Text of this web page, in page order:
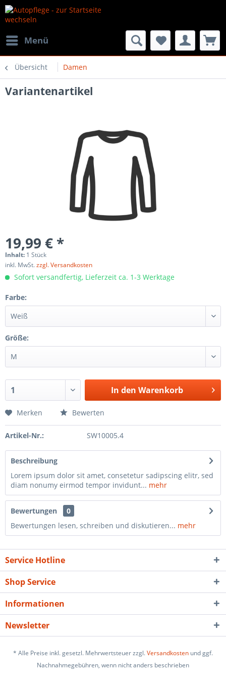
Menü
Übersicht Damen
Variantenartikel
19,99 € *
Inhalt: 1 Stück
inkl. MwSt.zzgl. Versandkosten
Sofort versandfertig, Lieferzeit ca. 1-3 Werktage
Farbe:
Größe:
In den Warenkorb
Merken Bewerten
Artikel-Nr.: SW10005.4
Beschreibung
Lorem ipsum dolor sit amet, consetetur sadipscing elitr, sed
diam nonumy eirmod tempor invidunt... mehr
Bewertungen
0
Bewertungen lesen, schreiben und diskutieren... mehr
Service Hotline
Shop Service
Informationen
Newsletter
* Alle Preise inkl. gesetzl. Mehrwertsteuer zzgl.Versandkosten und ggf.
Nachnahmegebühren, wenn nicht anders beschrieben